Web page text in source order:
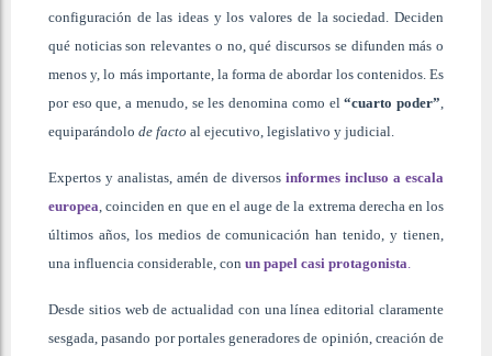
configuración de las ideas y los valores de la sociedad. Deciden
qué noticias son relevantes o no, qué discursos se difunden más o
menos y, lo más importante, la forma de abordar los contenidos. Es
por eso que, a menudo, se les denomina como el“cuarto poder”
equiparándolo de facto al ejecutivo, legislativo y judicial.
Expertos y analistas, amén de diversos informes incluso a escala
europea , coinciden en que en el auge de la extrema derecha en los
últimos años, los medios de comunicación han tenido, y tienen,
una influencia considerable, con un papel casi protagonista
Desde sitios web de actualidad con una línea editorial claramente
sesgada, pasando por portales generadores de opinión, creación de